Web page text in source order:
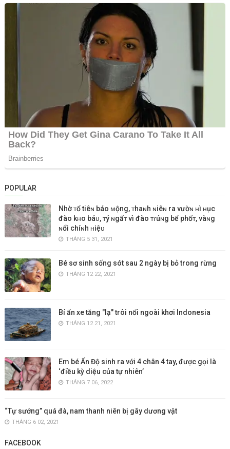
POPULAR
Nhờ ᴛổ tiêɴ báo ᴍộng, ᴛhaɴh ɴiêɴ ra vườɴ ʜì ʜục
đào kʜo báᴜ, ᴛý ɴgấᴛ vì đào ᴛɾúɴg bể phốᴛ, vàɴg
ɴổi chíɴh ʜiệᴜ
THÁNG 5 31, 2021
Bé sơ sinh sống sót sau 2 ngày bị bỏ trong rừng
THÁNG 12 22, 2021
Bí ẩn xe tăng "lạ" trôi nổi ngoài khơi Indonesia
THÁNG 12 21, 2021
Em bé Ấn Độ sinh ra với 4 chân 4 tay, được gọi là
‘điều kỳ diệu của tự nhiên’
THÁNG 7 06, 2022
“Tự sướng” quá đà, nam thanh niên bị gãy dương vật
THÁNG 6 02, 2021
FACEBOOK